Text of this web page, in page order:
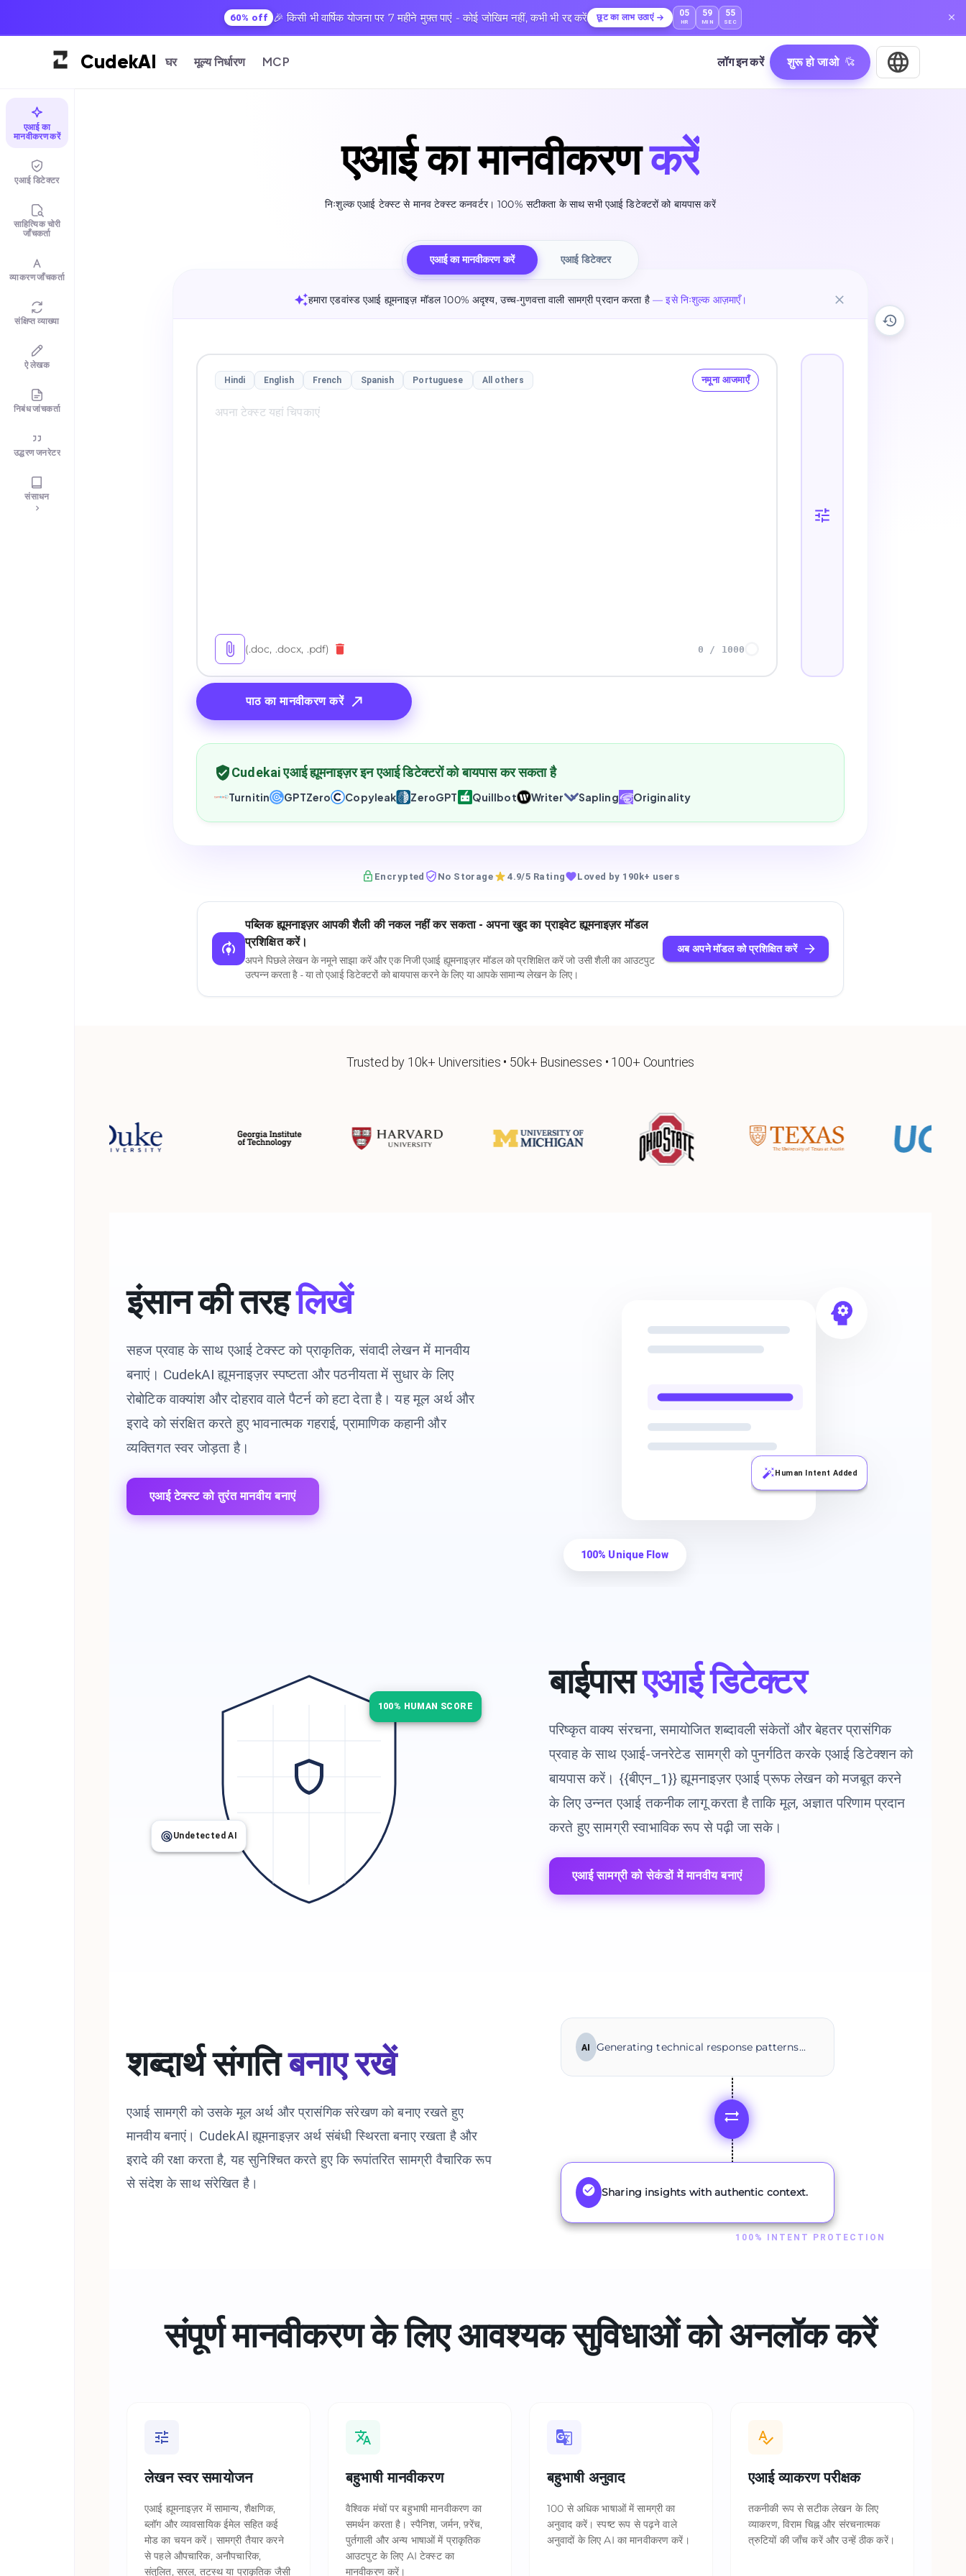
60% off 🎉 किसी भी वार्षिक योजना पर 7 महीने मुफ़्त पाएं - कोई जोखिम नहीं, कभी भी रद्द करें छूट का लाभ उठाएं 05
HR
59
MIN
53
SEC
CudekAI घर मूल्य निर्धारण MCP लॉग इन करें शुरू हो जाओ
एआई का
मानवीकरण करें
एआई डिटेक्टर
साहित्यिक चोरी
जाँचकर्ता
व्याकरण जाँचकर्ता
संक्षिप्त व्याख्या
ऐ लेखक
निबंध जांचकर्ता
उद्धरण जनरेटर
संसाधन
एआई का मानवीकरणकरें
निःशुल्क एआई टेक्स्ट से मानव टेक्स्ट कनवर्टर। 100% सटीकता के साथ सभी एआई डिटेक्टरों को बायपास करें
एआई का मानवीकरण करें एआई डिटेक्टर
हमारा एडवांस्ड एआई ह्यूमनाइज़ मॉडल 100% अदृश्य, उच्च-गुणवत्ता वाली सामग्री प्रदान करता है — इसे निःशुल्क आज़माएँ।
Hindi English French Spanish Portuguese All others नमूना आजमाएँ
(.doc, .docx, .pdf) 0 / 1000
पाठ का मानवीकरण करें
Cudekai एआई ह्यूमनाइज़र इन एआई डिटेक्टरों को बायपास कर सकता है
Turnitin GPTZero Copyleak ZeroGPT Quillbot Writer Sapling Originality
Encrypted No Storage 4.9/5 Rating Loved by 190k+ users
पब्लिक ह्यूमनाइज़र आपकी शैली की नकल नहीं कर सकता - अपना खुद का प्राइवेट ह्यूमनाइज़र मॉडल
प्रशिक्षित करें।
अपने पिछले लेखन के नमूने साझा करें और एक निजी एआई ह्यूमनाइज़र मॉडल को प्रशिक्षित करें जो उसी शैली का आउटपुट
उत्पन्न करता है - या तो एआई डिटेक्टरों को बायपास करने के लिए या आपके सामान्य लेखन के लिए।
अब अपने मॉडल को प्रशिक्षित करें
Trusted by 10k+ Universities • 50k+ Businesses • 100+ Countries
इंसान की तरहलिखें
सहज प्रवाह के साथ एआई टेक्स्ट को प्राकृतिक, संवादी लेखन में मानवीय
बनाएं। CudekAI ह्यूमनाइज़र स्पष्टता और पठनीयता में सुधार के लिए
रोबोटिक वाक्यांश और दोहराव वाले पैटर्न को हटा देता है। यह मूल अर्थ और
इरादे को संरक्षित करते हुए भावनात्मक गहराई, प्रामाणिक कहानी और
व्यक्तिगत स्वर जोड़ता है।
एआई टेक्स्ट को तुरंत मानवीय बनाएं
Human Intent Added
100% Unique Flow
बाईपासएआई डिटेक्टर
परिष्कृत वाक्य संरचना, समायोजित शब्दावली संकेतों और बेहतर प्रासंगिक
प्रवाह के साथ एआई-जनरेटेड सामग्री को पुनर्गठित करके एआई डिटेक्शन को
बायपास करें। {{बीएन_1}} ह्यूमनाइज़र एआई प्रूफ लेखन को मजबूत करने
के लिए उन्नत एआई तकनीक लागू करता है ताकि मूल, अज्ञात परिणाम प्रदान
करते हुए सामग्री स्वाभाविक रूप से पढ़ी जा सके।
एआई सामग्री को सेकंडों में मानवीय बनाएं
100% HUMAN SCORE
Undetected AI
शब्दार्थ संगति बनाए रखें
एआई सामग्री को उसके मूल अर्थ और प्रासंगिक संरेखण को बनाए रखते हुए
मानवीय बनाएं। CudekAI ह्यूमनाइज़र अर्थ संबंधी स्थिरता बनाए रखता है और
इरादे की रक्षा करता है, यह सुनिश्चित करते हुए कि रूपांतरित सामग्री वैचारिक रूप
से संदेश के साथ संरेखित है।
AI Generating technical response patterns...
Sharing insights with authentic context.
100% INTENT PROTECTION
संपूर्ण मानवीकरण के लिए आवश्यक सुविधाओं को अनलॉक करें
लेखन स्वर समायोजन
एआई ह्यूमनाइज़र में सामान्य, शैक्षणिक,
ब्लॉग और व्यावसायिक ईमेल सहित कई
मोड का चयन करें। सामग्री तैयार करने
से पहले औपचारिक, अनौपचारिक,
संतुलित, सरल, तटस्थ या प्राकृतिक जैसी
बहुभाषी मानवीकरण
वैश्विक मंचों पर बहुभाषी मानवीकरण का
समर्थन करता है। स्पैनिश, जर्मन, फ़्रेंच,
पुर्तगाली और अन्य भाषाओं में प्राकृतिक
आउटपुट के लिए AI टेक्स्ट का
मानवीकरण करें।
बहुभाषी अनुवाद
100 से अधिक भाषाओं में सामग्री का
अनुवाद करें। स्पष्ट रूप से पढ़ने वाले
अनुवादों के लिए AI का मानवीकरण करें।
एआई व्याकरण परीक्षक
तकनीकी रूप से सटीक लेखन के लिए
व्याकरण, विराम चिह्न और संरचनात्मक
त्रुटियों की जाँच करें और उन्हें ठीक करें।